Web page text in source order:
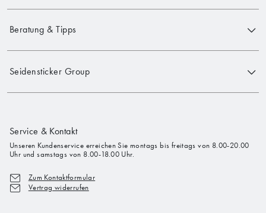
Beratung & Tipps
Seidensticker Group
Service & Kontakt
Unseren Kundenservice erreichen Sie montags bis freitags von 8.00-20.00
Uhr und samstags von 8.00-18.00 Uhr.
Zum Kontaktformular
Vertrag widerrufen